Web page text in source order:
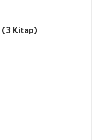
(3 Kitap)